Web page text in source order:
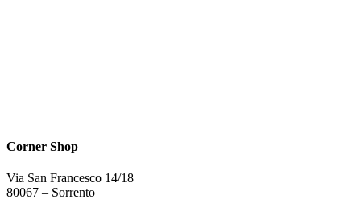
Corner Shop
Via San Francesco 14/18
80067 – Sorrento